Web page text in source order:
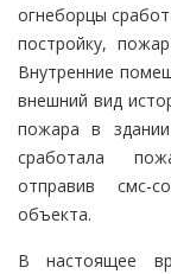
огнеборцы
постройку,
Внутренние
внешний вид
пожара в
сработала
отправив смс-
объекта.
В настоящее